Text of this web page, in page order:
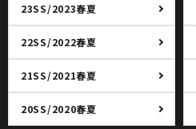
23SS/2023春夏
22SS/2022春夏
21SS/2021春夏
20SS/2020春夏